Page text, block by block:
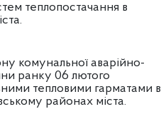
теплопостачання в
комунальної аварійно-
ранку 06 лютого
тепловими гарматами в
районах міста.